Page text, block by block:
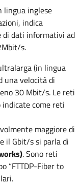
lingua inglese
indica
di dati informativi ad
s.
(in lingua
una velocità di
30 Mbit/s. Le reti
come reti
maggiore di
il Gbit/s si parla di
. Sono reti
“FTTDP-Fiber to